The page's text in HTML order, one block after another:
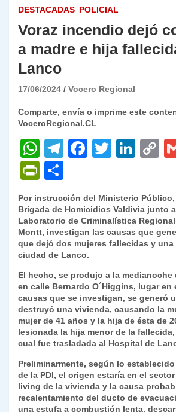
DESTACADAS POLICIAL
Voraz incendio dejó
a madre e hija
Lanco
17/06/2024 Vocero Regional
Comparte, envía o imprime este
VoceroRegional.CL
W
h
at
s
A
p
p
T
gr
a
m
F
e
b
o
o
k
T
er
Li
e
dI
n
C
y
Li
n
P
ri
nt
Fr
ie
n
dl
y
o
m
p
ar
Por instrucción del Ministerio
Brigada de Homicidios Valdivia junto
Laboratorio de Criminalística
Montt, investigan las causas que
que dejó dos mujeres fallecidas y
ciudad de Lanco.
El hecho, se produjo a la medianoche
en calle Bernardo O´Higgins, lugar en
causas que se investigan, se generó
destruyó una vivienda, causando la
mujer de 41 años y la hija de ésta de
lesionada la hija menor de la
cual fue trasladada al Hospital de
Preliminarmente, según lo
de la PDI, el origen estaría en el
living de la vivienda y la causa
recalentamiento del ducto de
una estufa a combustión lenta,